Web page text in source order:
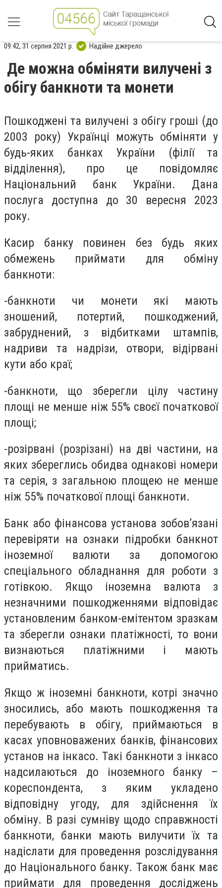
09:42, 31 серпня 2021 р. Надійне джерело
Де можна обміняти вилучені з
обігу банкноти та монети
Пошкоджені та вилучені з обігу гроші (до
2003 року) Українці можуть обміняти у
будь-яких банках України (філії та
відділення), про це повідомляє
Національний банк України. Дана
послуга доступна до 30 вересня 2023
року.
Касир банку повинен без будь яких
обмежень приймати для обміну
банкноти:
-банкноти чи монети які мають
зношений, потертий, пошкоджений,
забруднений, з відбитками штампів,
надриви та надрізи, отвори, відірвані
кути або краї;
-банкноти, що зберегли цілу частину
площі не менше ніж 55% своєї початкової
площі;
-розірвані (розрізані) на дві частини, на
яких збереглись обидва однакові номери
та серія, з загальною площею не менше
ніж 55% початкової площі банкноти.
Банк або фінансова установа зобов’язані
перевіряти на ознаки підробки банкнот
іноземної валюти за допомогою
спеціального обладнання для роботи з
готівкою. Якщо іноземна валюта з
незначними пошкодженнями відповідає
установленим банком-емітентом зразкам
та зберегли ознаки платіжності, то вони
визнаються платіжними і мають
прийматись.
Якщо ж іноземні банкноти, котрі значно
зносились, або мають пошкодження та
перебувають в обігу, приймаються в
касах уповноважених банків, фінансових
установ на інкасо. Такі банкноти з інкасо
надсилаються до іноземного банку –
кореспондента, з яким укладено
відповідну угоду, для здійснення їх
обміну. В разі сумніву щодо справжності
банкноти, банки мають вилучити їх та
надіслати для проведення розслідування
до Національного банку. Також банк має
приймати для проведення досліджень